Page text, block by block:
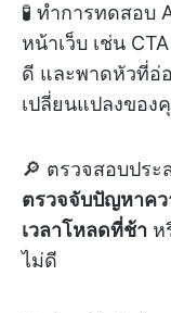
🧪 ทำการทดสอบ
หน้าเว็บ เช่น
ดี และพาดหัวที่อ่
เปลี่ยนแปลงของ
🔎 ตรวจสอบปร
ตรวจจับปัญหาค
เวลาโหลดที่ช้า ห
ไม่ดี